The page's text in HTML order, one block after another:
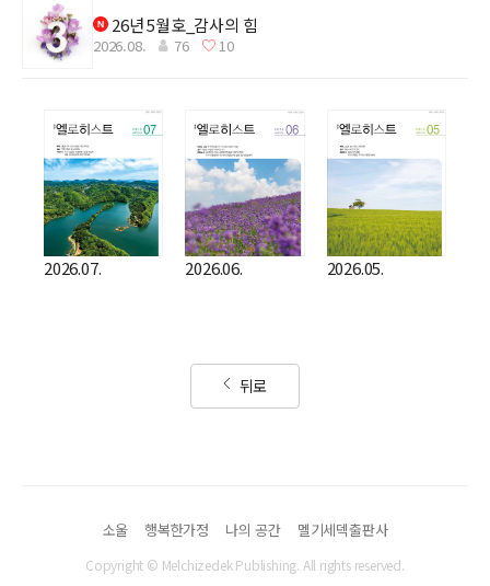
26년 5월호_감사의 힘
2026.08. 76 10
2026.07. 2026.06. 2026.05.
뒤로
소울 행복한가정 나의 공간 멜기세덱출판사
Copyright © Melchizedek Publishing. All rights reserved.